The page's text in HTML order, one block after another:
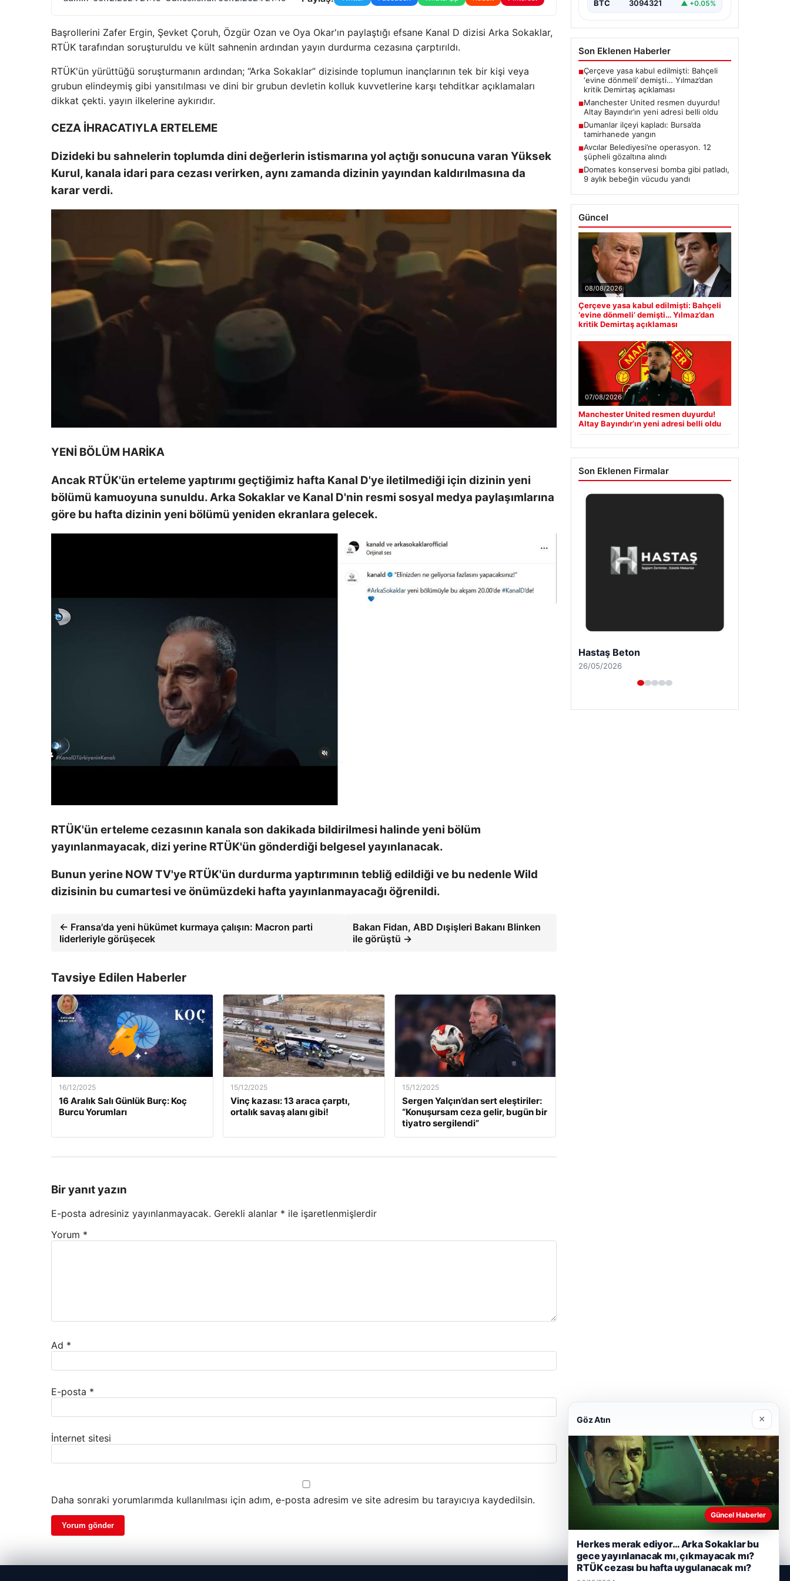
Başrollerini Zafer Ergin, Şevket Çoruh, Özgür Ozan ve Oya Okar'ın paylaştığı efsane Kanal D dizisi Arka Sokaklar,
RTÜK tarafından soruşturuldu ve kült sahnenin ardından yayın durdurma cezasına çarptırıldı.
RTÜK'ün yürüttüğü soruşturmanın ardından; “Arka Sokaklar” dizisinde toplumun inançlarının tek bir kişi veya
grubun elindeymiş gibi yansıtılması ve dini bir grubun devletin kolluk kuvvetlerine karşı tehditkar açıklamaları
dikkat çekti. yayın ilkelerine aykırıdır.
CEZA İHRACATIYLA ERTELEME
Dizideki bu sahnelerin toplumda dini değerlerin istismarına yol açtığı sonucuna varan Yüksek
Kurul, kanala idari para cezası verirken, aynı zamanda dizinin yayından kaldırılmasına da
karar verdi.
YENİ BÖLÜM HARİKA
Ancak RTÜK'ün erteleme yaptırımı geçtiğimiz hafta Kanal D'ye iletilmediği için dizinin yeni
bölümü kamuoyuna sunuldu. Arka Sokaklar ve Kanal D'nin resmi sosyal medya paylaşımlarına
göre bu hafta dizinin yeni bölümü yeniden ekranlara gelecek.
RTÜK'ün erteleme cezasının kanala son dakikada bildirilmesi halinde yeni bölüm
yayınlanmayacak, dizi yerine RTÜK'ün gönderdiği belgesel yayınlanacak.
Bunun yerine NOW TV'ye RTÜK'ün durdurma yaptırımının tebliğ edildiği ve bu nedenle Wild
dizisinin bu cumartesi ve önümüzdeki hafta yayınlanmayacağı öğrenildi.
← Fransa'da yeni hükümet kurmaya çalışın: Macron parti
liderleriyle görüşecek
Bakan Fidan, ABD Dışişleri Bakanı Blinken
ile görüştü →
Tavsiye Edilen Haberler
16/12/2025
16 Aralık Salı Günlük Burç: Koç
Burcu Yorumları
15/12/2025
Vinç kazası: 13 araca çarptı,
ortalık savaş alanı gibi!
15/12/2025
Sergen Yalçın’dan sert eleştiriler:
“Konuşursam ceza gelir, bugün bir
tiyatro sergilendi”
Bir yanıt yazın
E-posta adresiniz yayınlanmayacak. Gerekli alanlar * ile işaretlenmişlerdir
Yorum *
Ad *
E-posta *
İnternet sitesi
Daha sonraki yorumlarımda kullanılması için adım, e-posta adresim ve site adresim bu tarayıcıya kaydedilsin.
BTC 3094321 ▲ +0.05%
Son Eklenen Haberler
■Çerçeve yasa kabul edilmişti: Bahçeli
‘evine dönmeli’ demişti… Yılmaz’dan
kritik Demirtaş açıklaması
■Manchester United resmen duyurdu!
Altay Bayındır’ın yeni adresi belli oldu
■Dumanlar ilçeyi kapladı: Bursa’da
tamirhanede yangın
■Avcılar Belediyesi’ne operasyon. 12
şüpheli gözaltına alındı
■Domates konservesi bomba gibi patladı,
9 aylık bebeğin vücudu yandı
Güncel
08/08/2026
Çerçeve yasa kabul edilmişti: Bahçeli
‘evine dönmeli’ demişti… Yılmaz’dan
kritik Demirtaş açıklaması
07/08/2026
Manchester United resmen duyurdu!
Altay Bayındır’ın yeni adresi belli oldu
Son Eklenen Firmalar
Prenses Night Club
29/04/2026
Göz Atın ×
Güncel Haberler
Herkes merak ediyor… Arka Sokaklar bu
gece yayınlanacak mı, çıkmayacak mı?
RTÜK cezası bu hafta uygulanacak mı?